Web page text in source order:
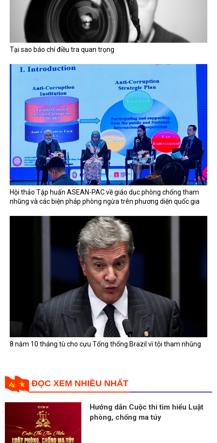
Tại sao báo chí điều tra quan trọng
Hội thảo Tập huấn ASEAN-PAC về giáo dục phòng chống tham
nhũng và các biện pháp phòng ngừa trên phương diện quốc gia
8 năm 10 tháng tù cho cựu Tổng thống Brazil vì tội tham nhũng
ĐỌC XEM NHIỀU NHẤT
Hướng dẫn Cuộc thi tìm hiểu Luật
phòng, chống ma túy